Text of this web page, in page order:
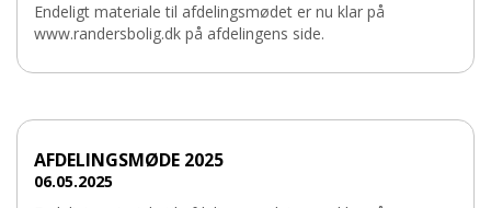
Endeligt materiale til afdelingsmødet er nu klar på
www.randersbolig.dk på afdelingens side.
AFDELINGSMØDE 2025
06.05.2025